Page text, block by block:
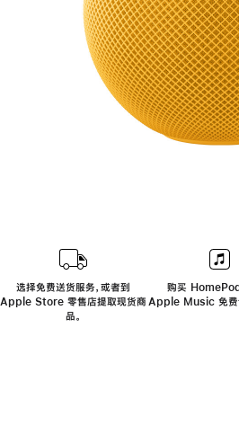
选择免费送货服务，或者到
Apple Store 零售店提取现货商
品。
购买
Apple Music 免费